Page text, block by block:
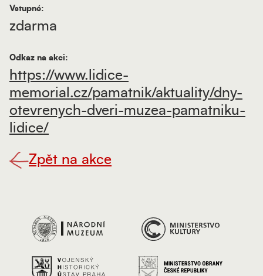
Vstupné:
zdarma
Odkaz na akci:
https://www.lidice-
memorial.cz/pamatnik/aktuality/dny-
otevrenych-dveri-muzea-pamatniku-
lidice/
Zpět na akce